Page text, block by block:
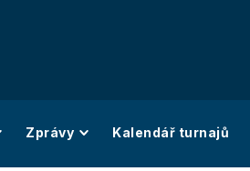
Zprávy Kalendář turnajů